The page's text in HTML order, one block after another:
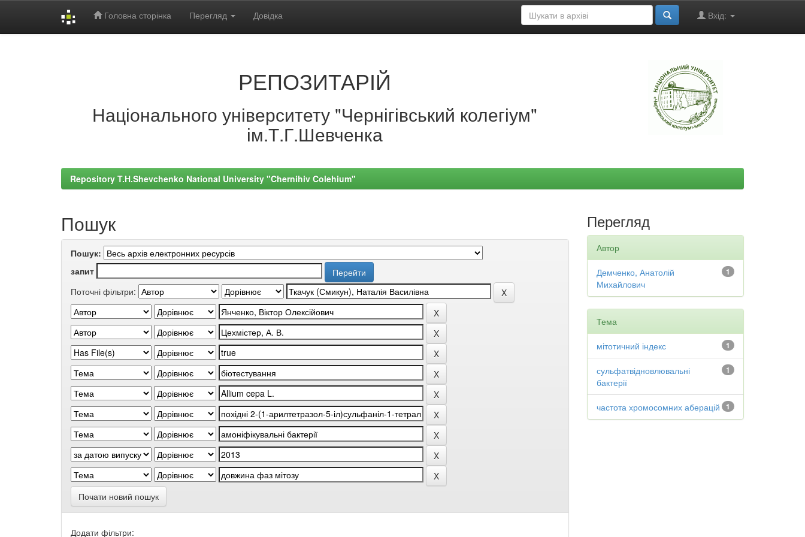
Головна сторінка Перегляд Довідка Вхід:
РЕПОЗИТАРІЙ
Національного університету "Чернігівський колегіум"
ім.Т.Г.Шевченка
Repository T.H.Shevchenko National University "Chernihiv Colehium"
Пошук
Пошук:
запит
Поточні фільтри:
Почати новий пошук
Додати фільтри:
Перегляд
Автор
1
Демченко, Анатолій
Михайлович
Тема
1
мітотичний індекс
1
сульфатвідновлювальні
бактерії
1
частота хромосомних аберацій